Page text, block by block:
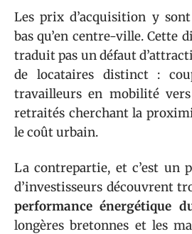
Les prix d’acquisition y
bas qu’en centre-ville. Cette
traduit pas un défaut
de locataires distinct :
travailleurs en mobilité
retraités cherchant la
le coût urbain.
La contrepartie, et c’est un
d’investisseurs découvrent
performance énergétique
longères bretonnes et les